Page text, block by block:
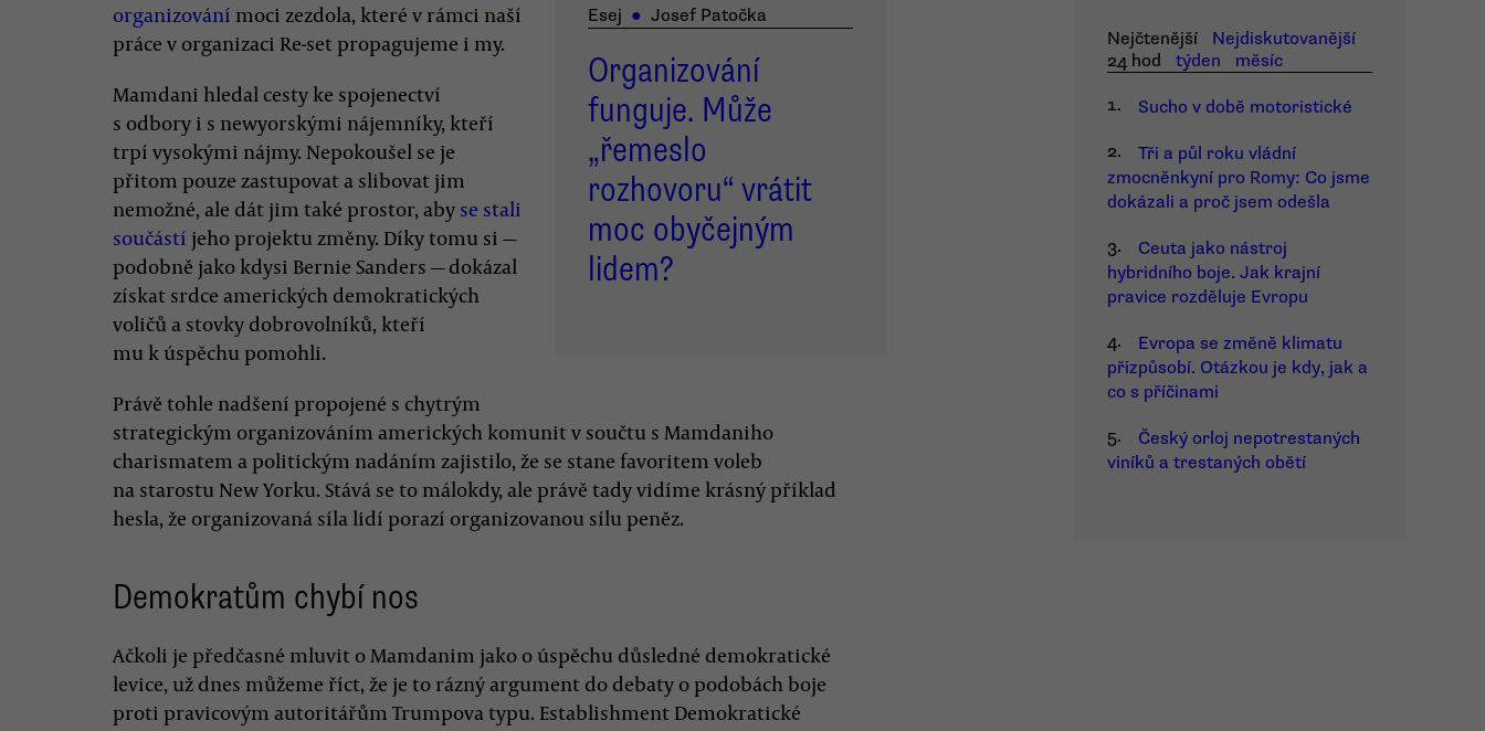
Esej ● Josef Patočka
Organizování
funguje. Může
„řemeslo
rozhovoru“ vrátit
moc obyčejným
lidem?
organizování moci zezdola, které v rámci naší
práce v organizaci Re-set propagujeme i my.
Mamdani hledal cesty ke spojenectví
s odbory i s newyorskými nájemníky, kteří
trpí vysokými nájmy. Nepokoušel se je
přitom pouze zastupovat a slibovat jim
nemožné, ale dát jim také prostor, aby se stali
součástí jeho projektu změny. Díky tomu si —
podobně jako kdysi Bernie Sanders — dokázal
získat srdce amerických demokratických
voličů a stovky dobrovolníků, kteří
mu k úspěchu pomohli.
Právě tohle nadšení propojené s chytrým
strategickým organizováním amerických komunit v součtu s Mamdaniho
charismatem a politickým nadáním zajistilo, že se stane favoritem voleb
na starostu New Yorku. Stává se to málokdy, ale právě tady vidíme krásný příklad
hesla, že organizovaná síla lidí porazí organizovanou sílu peněz.
Demokratům chybí nos
Ačkoli je předčasné mluvit o Mamdanim jako o úspěchu důsledné demokratické
levice, už dnes můžeme říct, že je to rázný argument do debaty o podobách boje
proti pravicovým autoritářům Trumpova typu. Establishment Demokratické
Nejčtenější
Nejdiskutovanější
24 hod
týden
měsíc
1.
Sucho v době motoristické
2.
Tři a půl roku vládní
zmocněnkyní pro Romy: Co jsme
dokázali a proč jsem odešla
3.
Ceuta jako nástroj
hybridního boje. Jak krajní
pravice rozděluje Evropu
4.
Evropa se změně klimatu
přizpůsobí. Otázkou je kdy, jak a
co s příčinami
5.
Český orloj nepotrestaných
viníků a trestaných obětí